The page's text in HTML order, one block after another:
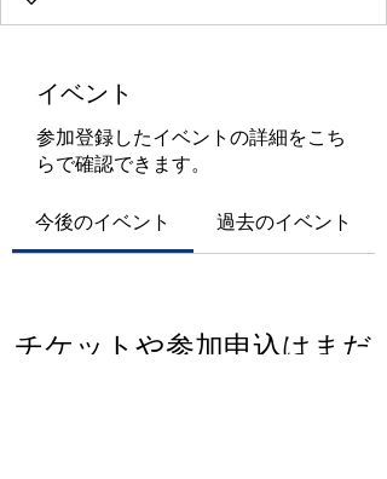
イベント
参加登録したイベントの詳細をこち
らで確認できます。
今後のイベント 過去のイベント
チケットや参加申込はまだ